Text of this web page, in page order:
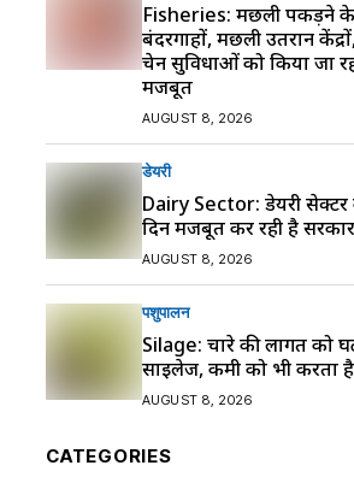
Fisheries: मछली पकड़ने के
बंदरगाहों, मछली उतरान
चेन सुविधाओं को किया जा
मजबूत
AUGUST 8, 2026
डेयरी
Dairy Sector: डेयरी सेक्टर
दिन मजबूत कर रही है सरकार
AUGUST 8, 2026
पशुपालन
Silage: चारे की लागत को
साइलेज, कमी को भी करता है
AUGUST 8, 2026
CATEGORIES